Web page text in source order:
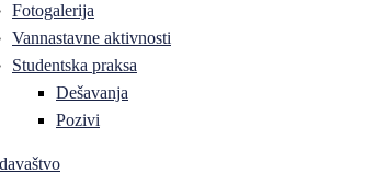
Fotogalerija
Vannastavne aktivnosti
Studentska praksa
Dešavanja
Pozivi